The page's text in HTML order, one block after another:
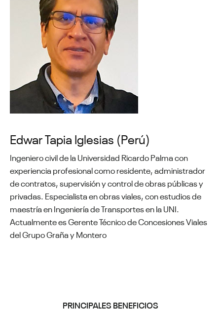
Edwar Tapia Iglesias (Perú)
Ingeniero civil de la Universidad Ricardo Palma con
experiencia profesional como residente, administrador
de contratos, supervisión y control de obras públicas y
privadas. Especialista en obras viales, con estudios de
maestría en Ingeniería de Transportes en la UNI.
Actualmente es Gerente Técnico de Concesiones Viales
del Grupo Graña y Montero
PRINCIPALES BENEFICIOS